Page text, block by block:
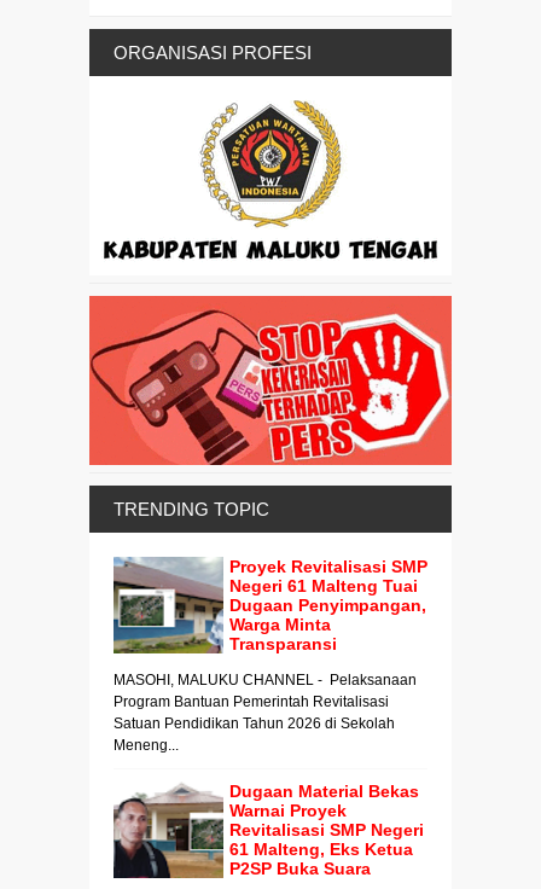
ORGANISASI PROFESI
TRENDING TOPIC
Proyek Revitalisasi SMP
Negeri 61 Malteng Tuai
Dugaan Penyimpangan,
Warga Minta
Transparansi
MASOHI, MALUKU CHANNEL - Pelaksanaan
Program Bantuan Pemerintah Revitalisasi
Satuan Pendidikan Tahun 2026 di Sekolah
Meneng...
Dugaan Material Bekas
Warnai Proyek
Revitalisasi SMP Negeri
61 Malteng, Eks Ketua
P2SP Buka Suara